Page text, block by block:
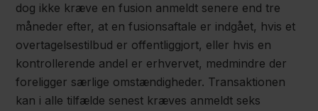
dog ikke kræve en fusion anmeldt senere end tre
måneder efter, at en fusionsaftale er indgået, hvis et
overtagelsestilbud er offentliggjort, eller hvis en
kontrollerende andel er erhvervet, medmindre der
foreligger særlige omstændigheder. Transaktionen
kan i alle tilfælde senest kræves anmeldt seks